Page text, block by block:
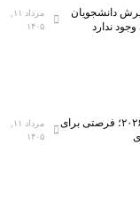
دانشجویان
ندارد
۱۴۰۵
آغاز ثبت‌نام برای حضور در اینوتکس ۲۰۲۶؛ فرصتی برای
۱۴۰۵